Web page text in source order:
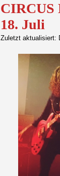
CIRCUS
18. Juli
Zuletzt aktualisiert: